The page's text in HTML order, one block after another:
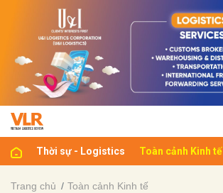
Thời sự - Logistics Toàn cảnh Kinh tế
Trang chủ Toàn cảnh Kinh tế
luận